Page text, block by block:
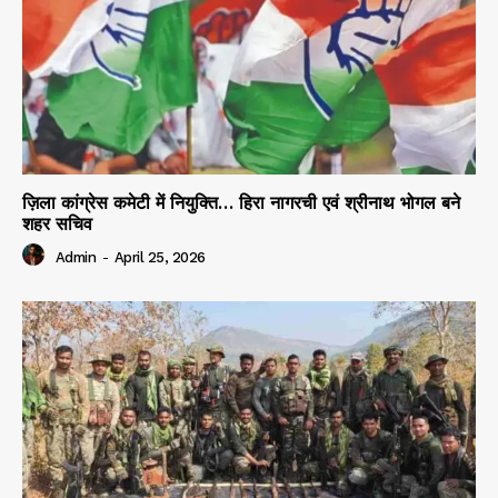
ज़िला कांग्रेस कमेटी में नियुक्ति… हिरा नागरची एवं श्रीनाथ भोगल बने
शहर सचिव
Admin - April 25, 2026